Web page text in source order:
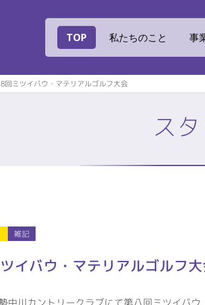
株式会社ミツイバウマテリアル
TOP 私たちのこと
代表挨拶・経営理念
事
建築素材
会社概要
代表挨拶・経
回ミツイバウ・マテリアルゴルフ大会
ス
雑記
イバウ・マテリアルゴルフ